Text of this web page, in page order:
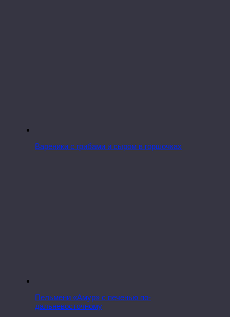
Вареники с грибами и сыром в горшочках
Пельмени «Амур» с печенью по-
дальневосточному